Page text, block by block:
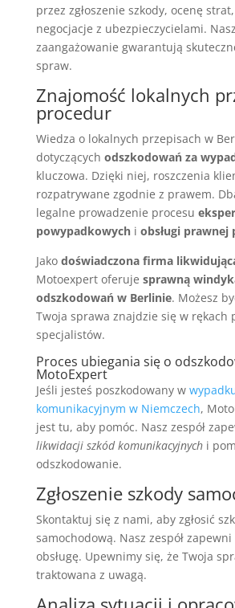
przez zgłoszenie szkody, ocenę
negocjacje z ubezpieczycielami.
zaangażowanie gwarantują
spraw.
Znajomość lokalnych
procedur
Wiedza o lokalnych przepisach w
dotyczących odszkodowań za
kluczowa. Dzięki niej, roszczenia
rozpatrywane zgodnie z prawem.
legalne prowadzenie procesu
powypadkowychi obsługi prawnej
Jako doświadczona firma
Motoexpert oferuje sprawną
odszkodowań w Berlinie. Możesz
Twoja sprawa znajdzie się w rękach
specjalistów.
Proces ubiegania się o
MotoExpert
Jeśli jesteś poszkodowany w
komunikacyjnym w Niemczech,
jest tu, aby pomóc. Nasz zespół
likwidacji szkód komunikacyjnychi
odszkodowanie.
Zgłoszenie szkody
Skontaktuj się z nami, aby zgłosić
samochodową. Nasz zespół
obsługę. Upewnimy się, że Twoja
traktowana z uwagą.